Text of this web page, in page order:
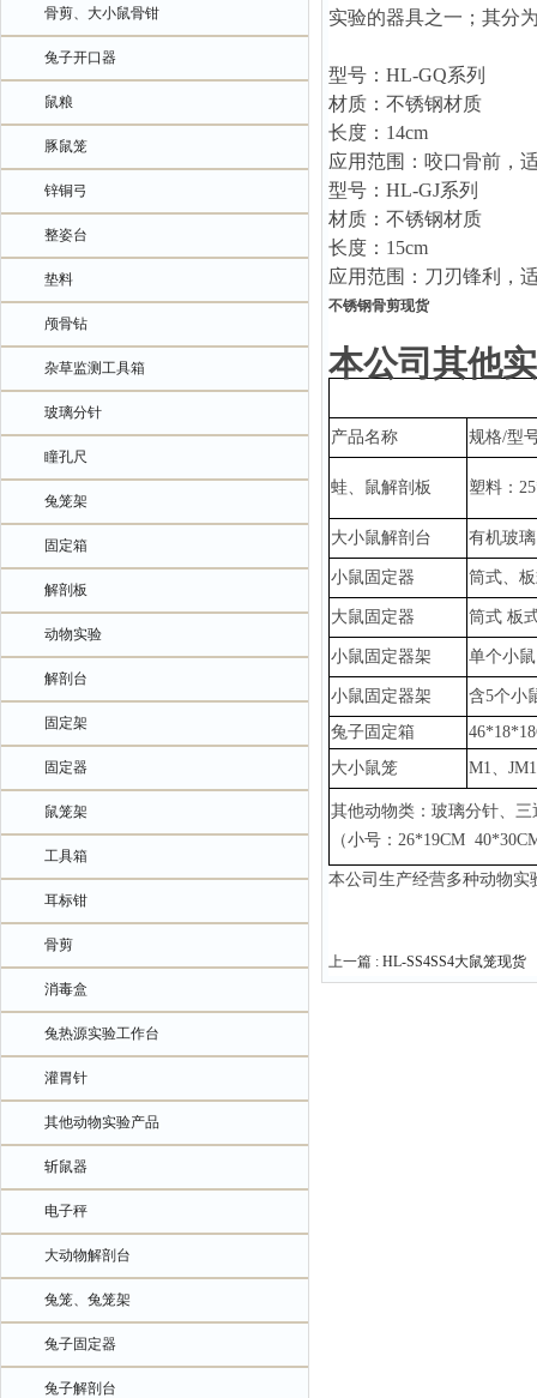
骨剪、大小鼠骨钳
兔子开口器
鼠粮
豚鼠笼
锌铜弓
整姿台
垫料
颅骨钻
杂草监测工具箱
玻璃分针
瞳孔尺
兔笼架
固定箱
解剖板
动物实验
解剖台
固定架
固定器
鼠笼架
工具箱
耳标钳
骨剪
消毒盒
兔热源实验工作台
灌胃针
其他动物实验产品
斩鼠器
电子秤
大动物解剖台
兔笼、兔笼架
兔子固定器
兔子解剖台
实验的器具之一；其分
型号： HL-GQ系列
材质：不锈钢材质
长度： 14cm
应用范围： 咬口骨前 ，
型号： HL-GJ系列
材质：不锈钢材质
长度： 15cm
应用范围： 刀刃锋利，
不锈钢骨剪现货
本公司其他
产品名称 规格/型
蛙、鼠解剖板 塑料：
大小鼠解剖台 有机玻
小鼠固定器 筒式、
大鼠固定器 筒式 板
小鼠固定器架 单个小
小鼠固定器架 含5个小
兔子固定箱
大小鼠笼
M1、
其他动物类：玻璃分针、
（小号： 26*19CM
本公司生产经营多种动物
上一篇 : HL-SS4SS4大鼠笼现货